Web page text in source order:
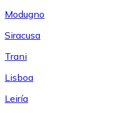
Modugno
Siracusa
Trani
Lisboa
Leiría